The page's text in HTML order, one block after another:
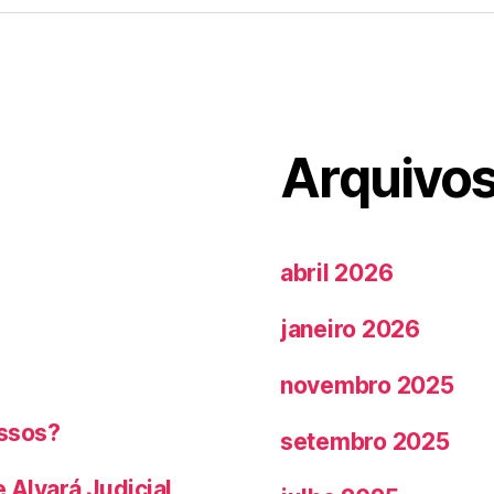
abril 2026
janeiro 2026
novembro 2025
setembro 2025